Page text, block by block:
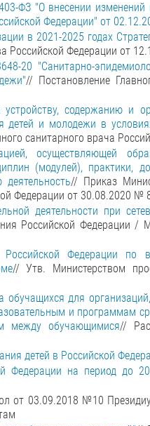
ФЗ "О внесении
Федерации" от
в 2021-2025 годах
Российской Федерации от
20 "Санитарно-
// Постановление
устройству, содержанию и
детей и молодежи в
санитарного врача
осуществляющей
(модулей), практики,
// Приказ
Федерации от 30.08.2020 №
деятельности при
Российской Федерации /
Российской Федерации по
// Утв. Министерством
обучащихся для
и программам
между обучающимися//
детей в Российской
Федерации на период до
от 03.09.2018 №10